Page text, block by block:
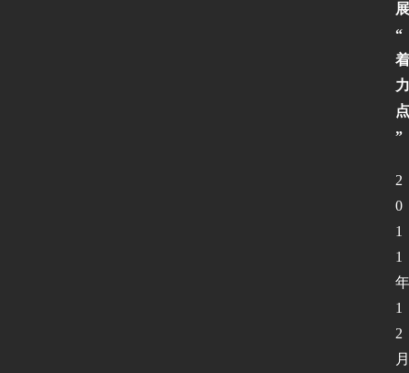
展
“
着
力
点
”
2
0
1
1
年
1
2
月